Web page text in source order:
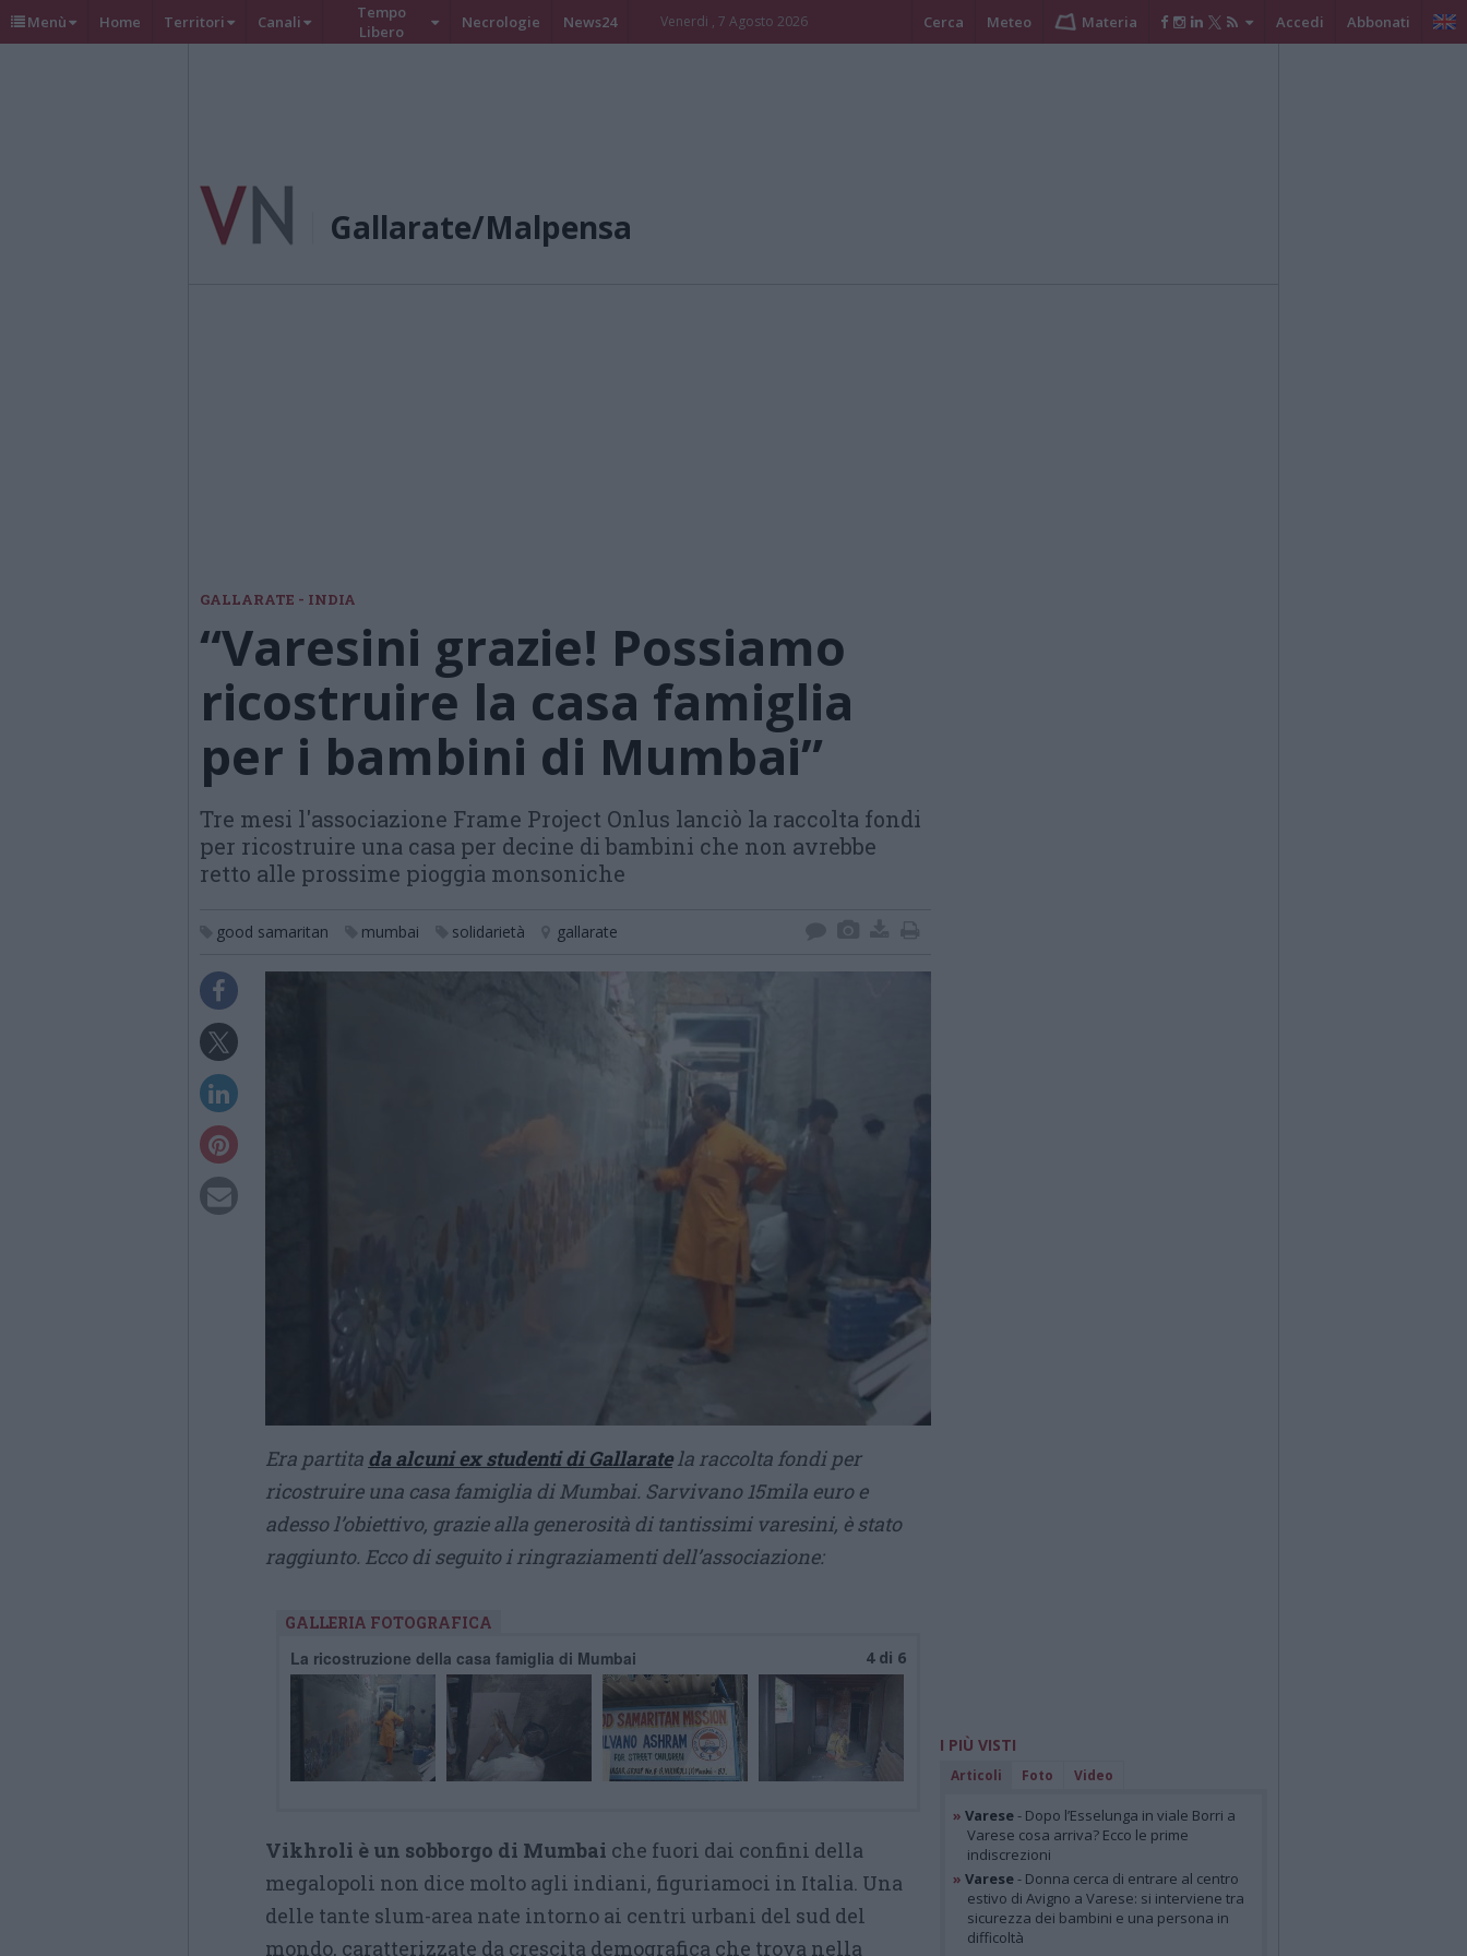
Menù Home Territori Canali
Tempo
Libero
Necrologie News24 Venerdi , 7 Agosto 2026 Cerca Meteo Materia Accedi Abbonati
Gallarate/Malpensa
GALLARATE - INDIA
“Varesini grazie! Possiamo
ricostruire la casa famiglia
per i bambini di Mumbai”
Tre mesi l'associazione Frame Project Onlus lanciò la raccolta fondi
per ricostruire una casa per decine di bambini che non avrebbe
retto alle prossime pioggia monsoniche
good samaritan mumbai solidarietà gallarate
Era partita da alcuni ex studenti di Gallaratela raccolta fondi per
ricostruire una casa famiglia di Mumbai. Sarvivano 15mila euro e
adesso l’obiettivo, grazie alla generosità di tantissimi varesini, è stato
raggiunto. Ecco di seguito i ringraziamenti dell’associazione:
GALLERIA FOTOGRAFICA
La ricostruzione della casa famiglia di Mumbai 4 di 6
Vikhroli è un sobborgo di Mumbai che fuori dai confini della
megalopoli non dice molto agli indiani, figuriamoci in Italia. Una
delle tante slum-area nate intorno ai centri urbani del sud del
mondo, caratterizzate da crescita demografica che trova nella
I PIÙ VISTI
Articoli Foto Video
» Varese- Dopo l’Esselunga in viale Borri a
Varese cosa arriva? Ecco le prime
indiscrezioni
» Varese- Donna cerca di entrare al centro
estivo di Avigno a Varese: si interviene tra
sicurezza dei bambini e una persona in
difficoltà